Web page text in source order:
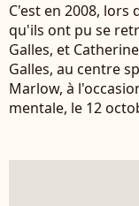
C'est en 2008,
qu'ils ont pu se
Galles, et
Galles, au centre
Marlow, à
mentale, le 12